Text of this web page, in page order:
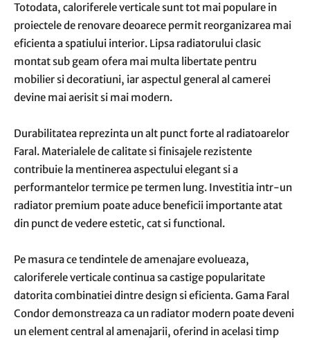
Totodata, caloriferele verticale sunt tot mai populare in
proiectele de renovare deoarece permit reorganizarea mai
eficienta a spatiului interior. Lipsa radiatorului clasic
montat sub geam ofera mai multa libertate pentru
mobilier si decoratiuni, iar aspectul general al camerei
devine mai aerisit si mai modern.
Durabilitatea reprezinta un alt punct forte al radiatoarelor
Faral. Materialele de calitate si finisajele rezistente
contribuie la mentinerea aspectului elegant si a
performantelor termice pe termen lung. Investitia intr-un
radiator premium poate aduce beneficii importante atat
din punct de vedere estetic, cat si functional.
Pe masura ce tendintele de amenajare evolueaza,
caloriferele verticale continua sa castige popularitate
datorita combinatiei dintre design si eficienta. Gama Faral
Condor demonstreaza ca un radiator modern poate deveni
un element central al amenajarii, oferind in acelasi timp